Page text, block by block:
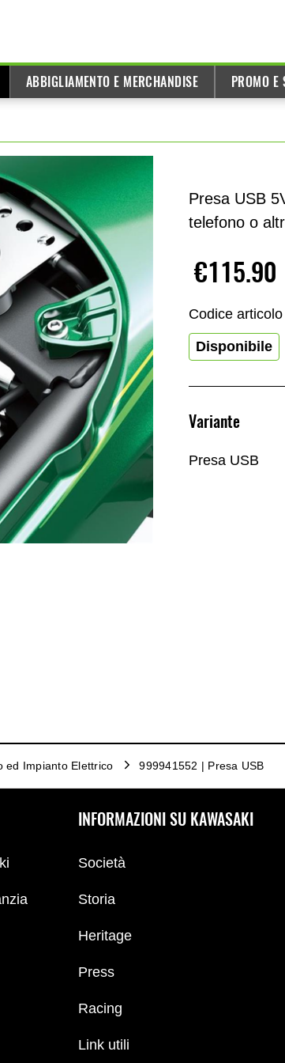
ABBIGLIAMENTO E MERCHANDISE PROMO E
Presa USB
telefono o
€115.90
Codice articolo
Disponibile
Variante
Presa USB
ed Impianto Elettrico 999941552 | Presa USB
INFORMAZIONI SU KAWASAKI
Società
Storia
Heritage
Press
Racing
Link utili